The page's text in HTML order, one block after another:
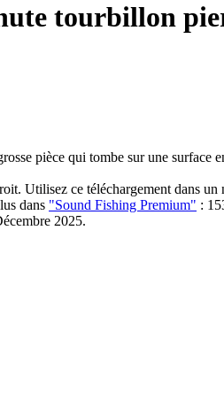
tourbillon
pièce qui tombe sur une
Utilisez ce téléchargement dans un
dans "Sound Fishing Premium" :
2025.